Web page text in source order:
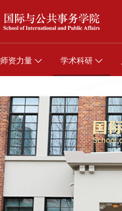
师资力量 学术科研